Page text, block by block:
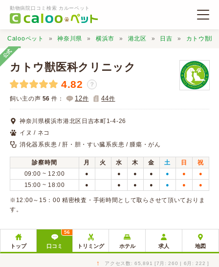
動物病院口コミ検索 カルーペット
動物病院検索
口コミ検索
Calooペットとは？
口コミ投稿
Calooペット 神奈川県 横浜市 港北区 日吉 カトウ獣
公式
カトウ獣医科クリニック
4.82 ？
飼い主の声 56 件： 12件 44件
神奈川県横浜市港北区日吉本町1-4-26
イヌ / ネコ
消化器系疾患 / 肝・胆・すい臓系疾患 / 腫瘍・がん
診察時間 月 火 水 木 金 土 日
祝
09:00 ~ 12:00
● ● ● ● ● ● ●
15:00 ~ 18:00 ● ● ● ● ● ● ●
※12:00～15：00 精密検査・手術時間として取らさせて頂いておりま
す。
トップ 口コミ
56
トリミング ホテル 求人 地図
↑ アクセス数: 65,891 [7月: 260 | 6月: 222 ]